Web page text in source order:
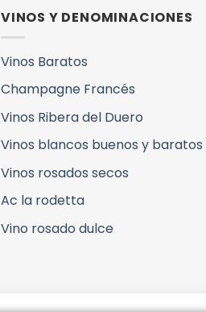
VINOS Y DENOMINACIONES
Vinos Baratos
Champagne Francés
Vinos Ribera del Duero
Vinos blancos buenos y baratos
Vinos rosados secos
Ac la rodetta
Vino rosado dulce